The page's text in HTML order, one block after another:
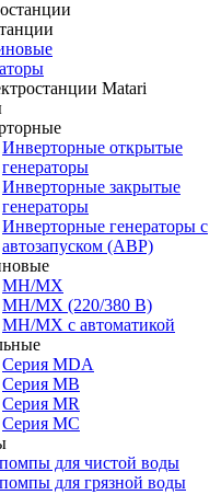
Matari
Инверторные открытые
генераторы
Инверторные закрытые
генераторы
Инверторные генераторы с
автозапуском (АВР)
MH/MX
MH/MX (220/380 В)
MH/MX с автоматикой
Серия MDA
Серия MB
Серия MR
Серия MC
для чистой воды
для грязной воды